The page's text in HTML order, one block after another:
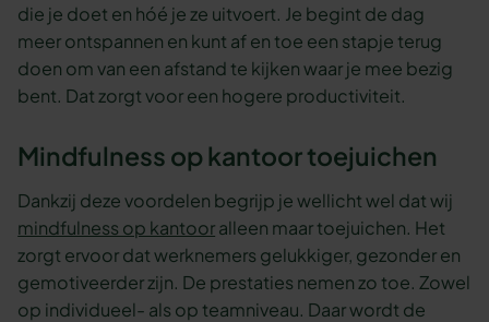
die je doet en hóé je ze uitvoert. Je begint de dag
meer ontspannen en kunt af en toe een stapje terug
doen om van een afstand te kijken waar je mee bezig
bent. Dat zorgt voor een hogere productiviteit.
Mindfulness op kantoor toejuichen
Dankzij deze voordelen begrijp je wellicht wel dat wij
mindfulness op kantooralleen maar toejuichen. Het
zorgt ervoor dat werknemers gelukkiger, gezonder en
gemotiveerder zijn. De prestaties nemen zo toe. Zowel
op individueel- als op teamniveau. Daar wordt de